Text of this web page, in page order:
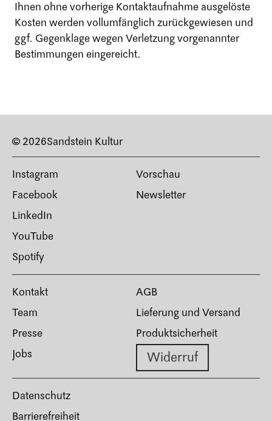
Ihnen ohne vorherige Kontaktaufnahme ausgelöste
Kosten werden vollumfänglich zurückgewiesen und
ggf. Gegenklage wegen Verletzung vorgenannter
Bestimmungen eingereicht.
© 2026Sandstein Kultur
Instagram
Facebook
LinkedIn
YouTube
Spotify
Vorschau
Newsletter
Kontakt
Team
Presse
Jobs
AGB
Lieferung und Versand
Produktsicherheit
Widerruf
Datenschutz
Barrierefreiheit